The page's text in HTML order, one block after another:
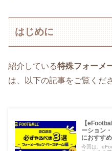
はじめに
紹介している特殊フォーメ
は、以下の記事をご覧くだ
【
ーション
におすすめ
今回は、